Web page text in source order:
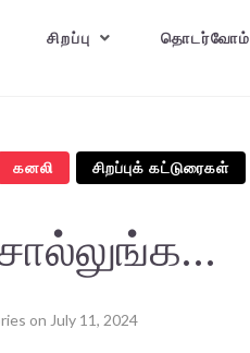
சிறப்பு தொடர்வோம்
கனலி சிறப்புக் கட்டுரைகள்
on July 11, 2024